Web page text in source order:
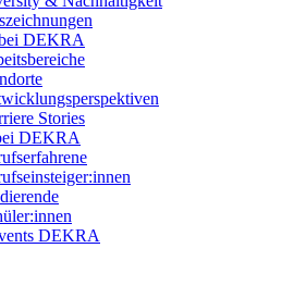
DEKRA
Stories
DEKRA
DEKRA